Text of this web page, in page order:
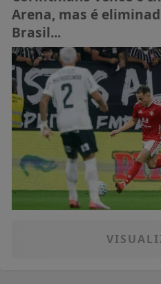
Arena, mas é
Brasil...